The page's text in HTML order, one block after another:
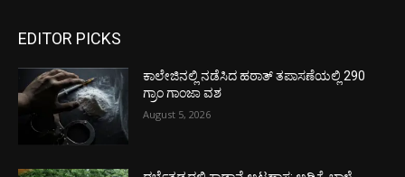
EDITOR PICKS
ಕಾಲೇಜಿನಲ್ಲಿ ನಡೆಸಿದ ಹಠಾತ್ ತಪಾಸಣೆಯಲ್ಲಿ 290
ಗ್ರಾಂ ಗಾಂಜಾ ವಶ
August 5, 2026